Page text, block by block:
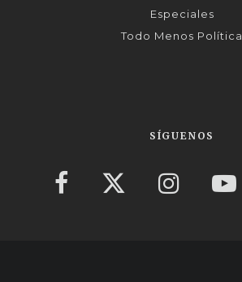
Especiales
Todo Menos Política
SÍGUENOS